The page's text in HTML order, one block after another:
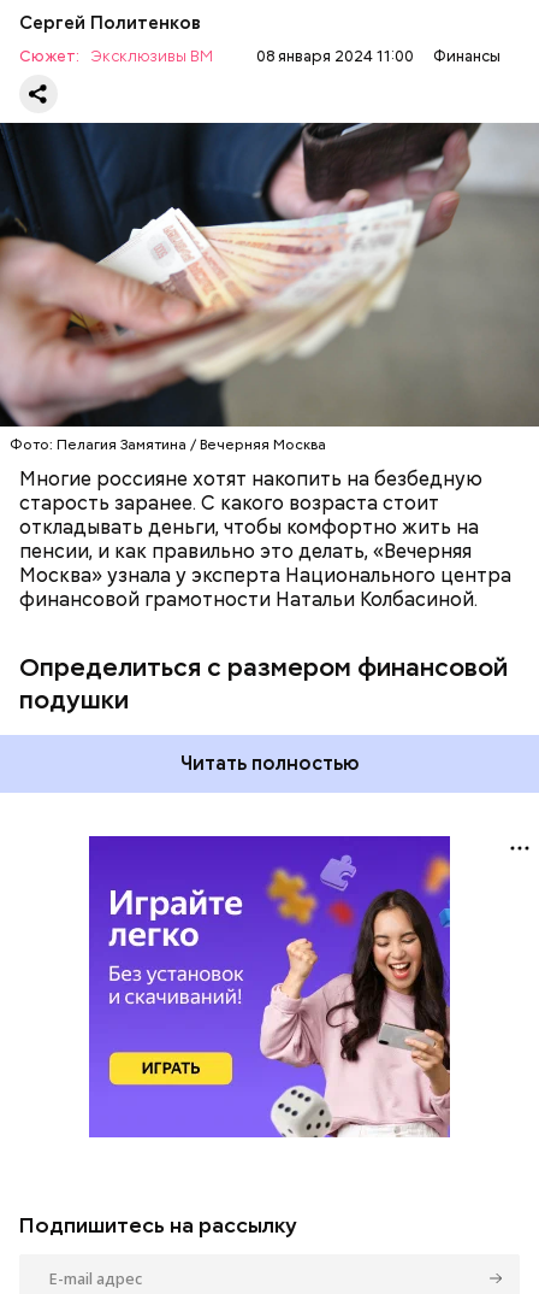
Сергей Политенков
Сюжет: Эксклюзивы ВМ 08 января 2024 11:00 Финансы
Фото: Пелагия Замятина / Вечерняя Москва
Многие россияне хотят накопить на безбедную
старость заранее. С какого возраста стоит
откладывать деньги, чтобы комфортно жить на
пенсии, и как правильно это делать, «Вечерняя
Москва» узнала у эксперта Национального центра
финансовой грамотности Натальи Колбасиной.
Определиться с размером финансовой
подушки
Для начала, по словам специалиста, нужно
определить размер необходимой финансовой
подушки безопасности.
Читать полностью
ЭКОНОМИКА СТАРОСТЬ ДЕНЬГИ
Подпишитесь на рассылку